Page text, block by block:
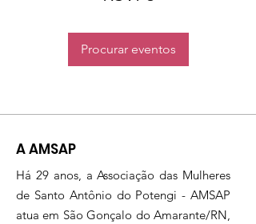
Procurar eventos
A AMSAP
Há 29 anos, a Associação das Mulheres
de Santo Antônio do Potengi - AMSAP
atua em São Gonçalo do Amarante/RN,